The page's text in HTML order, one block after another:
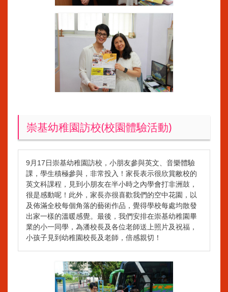
崇基幼稚園訪校(校園體驗活動)
9月17日崇基幼稚園訪校，小朋友參與英文、音樂體驗
課，學生積極參與，非常投入！家長表示很欣賞敝校的
英文科課程，見到小朋友在半小時之內學會打非洲鼓，
很是感動呢！此外，家長亦很喜歡我們的空中花園，以
及佈滿全校每個角落的藝術作品，覺得學校每處均散發
出家一樣的溫暖感覺。最後，我們安排在崇基幼稚園畢
業的小一同學，為潘校長及各位老師送上照片及祝福，
小孩子見到幼稚園校長及老師，倍感親切！